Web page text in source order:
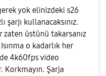
yok elinizdeki s26
şarjı kullanacaksınız.
üstünü takarsanız
o kadarlık her
4k60fps video
Korkmayın. Şarja